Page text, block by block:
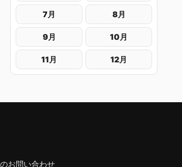
7月 8月
9月 10月
11月 12月
お問い合わせ